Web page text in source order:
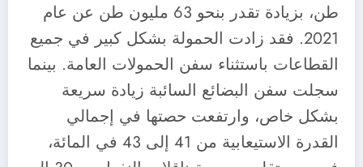
طن، بزيادة تقدر بنحو 63 مليون طن عن عام
2021. فقد زادت الحمولة بشكل كبير في جميع
القطاعات باستثناء سفن الحمولات العامة. بينما
سجلت سفن البضائع السائبة زيادة سريعة
بشكل خاص، وارتفعت حصتها في إجمالي
القدرة الاستيعابية من 41 إلى 43 في المائة،